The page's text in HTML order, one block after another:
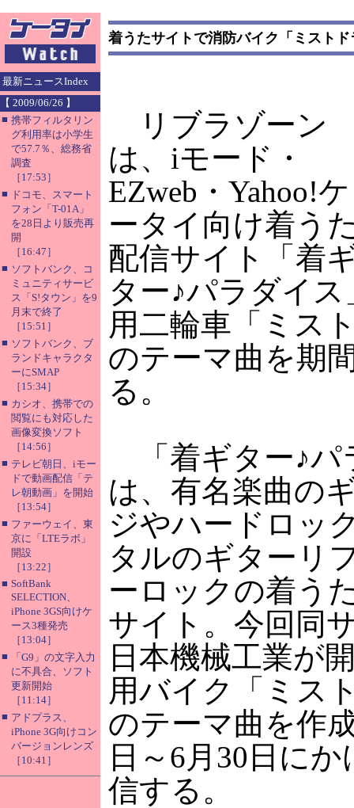
最新ニュースIndex
【 2009/06/26 】
■ 携帯フィルタリン
グ利用率は小学生
で57.7％、総務省
調査
［17:53］
■ ドコモ、スマート
フォン「T-01A」
を28日より販売再
開
［16:47］
■ ソフトバンク、コ
ミュニティサービ
ス「S!タウン」を9
月末で終了
［15:51］
■ ソフトバンク、ブ
ランドキャラクタ
ーにSMAP
［15:34］
■ カシオ、携帯での
閲覧にも対応した
画像変換ソフト
［14:56］
■ テレビ朝日、iモー
ドで動画配信「テ
レ朝動画」を開始
［13:54］
■ ファーウェイ、東
京に「LTEラボ」
開設
［13:22］
■ SoftBank
SELECTION、
iPhone 3GS向けケ
ース3種発売
［13:04］
■
「G9」の文字入力
に不具合、ソフト
更新開始
［11:14］
■ アドプラス、
iPhone 3G向けコン
バージョンレンズ
［10:41］
着うたサイトで消防バイク「ミスト
リブラゾーン
は、iモード・
EZweb・Yahoo!ケ
ータイ向け着う
配信サイト「着
ター♪パラダイ
用二輪車「ミス
のテーマ曲を期
る。
「着ギター♪パ
は、有名楽曲の
ジやハードロッ
タルのギターリ
ーロックの着う
サイト。今回同
日本機械工業が
用バイク「ミス
のテーマ曲を作
日～6月30日に
信する。